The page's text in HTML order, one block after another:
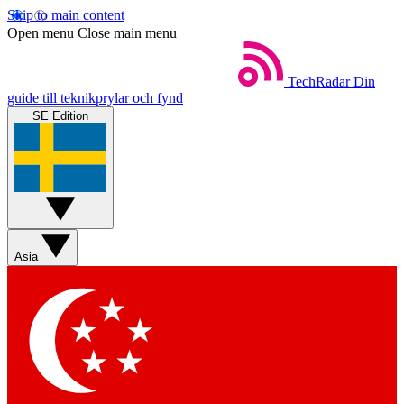
Skip to main content
Open menu Close main menu
TechRadar Din
guide till teknikprylar och fynd
SE Edition
Asia